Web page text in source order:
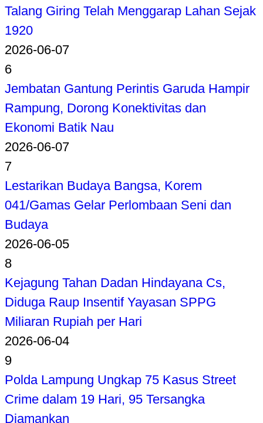
Talang Giring Telah Menggarap Lahan Sejak
1920
2026-06-07
6
Jembatan Gantung Perintis Garuda Hampir
Rampung, Dorong Konektivitas dan
Ekonomi Batik Nau
2026-06-07
7
Lestarikan Budaya Bangsa, Korem
041/Gamas Gelar Perlombaan Seni dan
Budaya
2026-06-05
8
Kejagung Tahan Dadan Hindayana Cs,
Diduga Raup Insentif Yayasan SPPG
Miliaran Rupiah per Hari
2026-06-04
9
Polda Lampung Ungkap 75 Kasus Street
Crime dalam 19 Hari, 95 Tersangka
Diamankan